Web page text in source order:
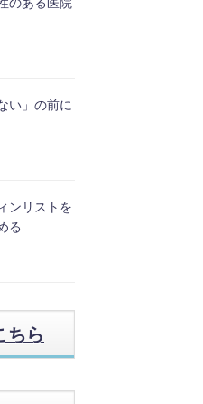
のある医院
い」の前に
ンリストを
る
ら